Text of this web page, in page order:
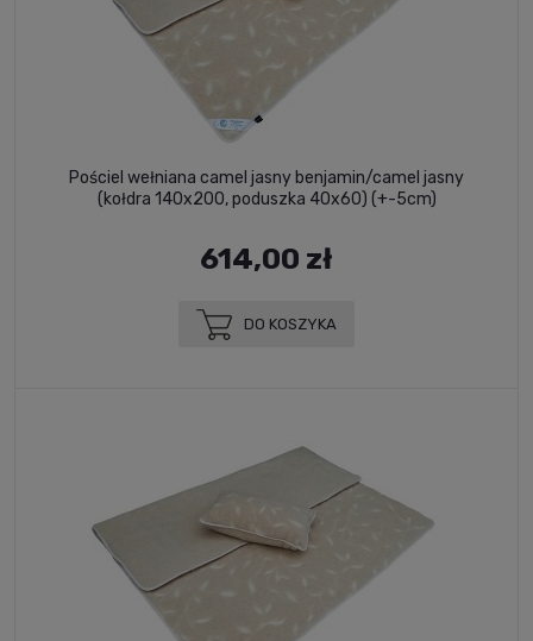
Pościel wełniana camel jasny benjamin/camel jasny
(kołdra 140x200, poduszka 40x60) (+-5cm)
614,00 zł
DO KOSZYKA